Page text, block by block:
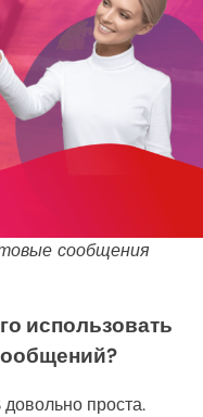
сообщения
использовать
проста.